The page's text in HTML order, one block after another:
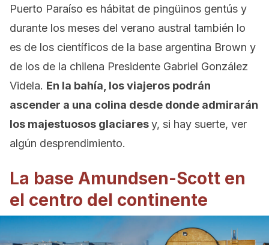
Puerto Paraíso es hábitat de pingüinos gentús y
durante los meses del verano austral también lo
es de los científicos de la base argentina Brown y
de los de la chilena Presidente Gabriel González
Videla. En la bahía, los viajeros podrán
ascender a una colina desde donde admirarán
los majestuosos glaciaresy, si hay suerte, ver
algún desprendimiento.
La base Amundsen-Scott en
el centro del continente